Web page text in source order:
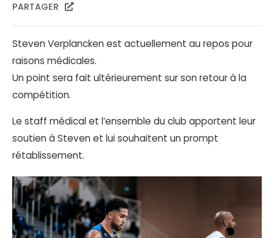
PARTAGER
Steven Verplancken est actuellement au repos pour
raisons médicales.
Un point sera fait ultérieurement sur son retour à la
compétition.
Le staff médical et l’ensemble du club apportent leur
soutien à Steven et lui souhaitent un prompt
rétablissement.